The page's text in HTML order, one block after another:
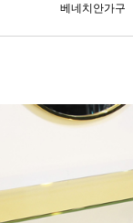
베네치안가구